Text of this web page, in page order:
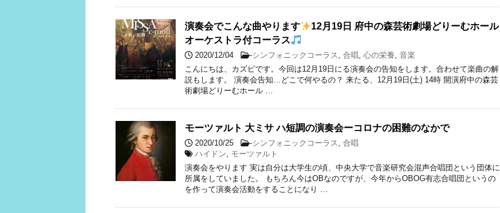
演奏会でこんな曲やります
12月19日 府中の森芸術劇場どりーむホール
オーケストラ付コーラス
2020/12/04 -シンフォニックコーラス , 合唱, 心の栄養, 音楽
こんにちは、カズピです。今回は12月19日にる演奏会の告知をします。合わせて楽曲の解
説もします。 演奏会告知…どこで何やるの？ 来たる、12月19日(土) 14時 開演府中の森芸
術劇場どりーむホール …
モーツァルト 大ミサ ハ短調の演奏会ーコロナの困難のなかで
2020/10/25 -シンフォニックコーラス , 合唱
ハイドン, モーツァルト
演奏会をやります 実は自分は大学生の頃、中央大学で音楽研究会混声合唱団という団体に
所属をしていました。 もちろん今はOBなのですが、今年からOBOG有志合唱団というの
を作って演奏会活動をすることになり …